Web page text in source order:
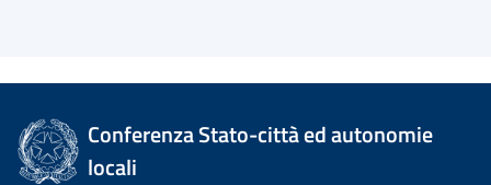
Conferenza Stato-città ed autonomie
locali